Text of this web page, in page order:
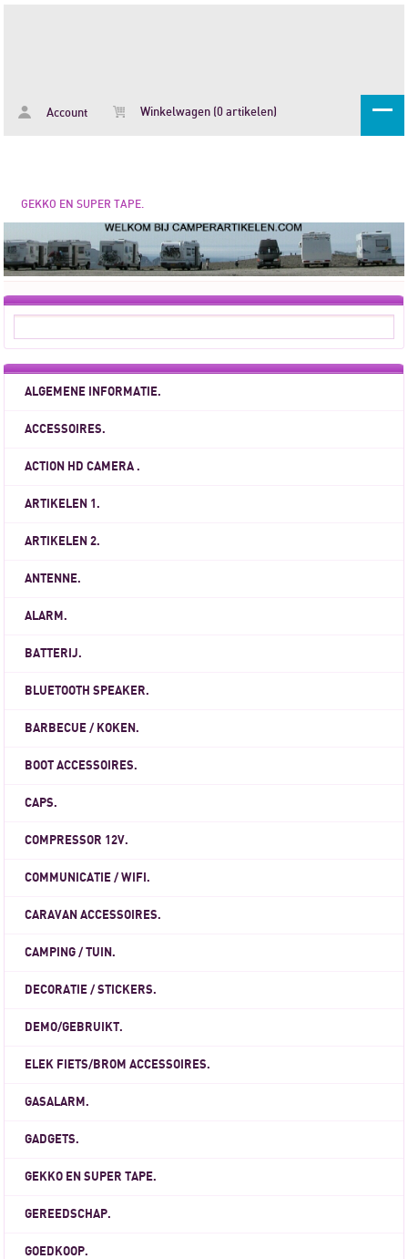
Account Winkelwagen (0 artikelen)
GEKKO EN SUPER TAPE.
ALGEMENE INFORMATIE.
ACCESSOIRES.
ACTION HD CAMERA .
ARTIKELEN 1.
ARTIKELEN 2.
ANTENNE.
ALARM.
BATTERIJ.
BLUETOOTH SPEAKER.
BARBECUE / KOKEN.
BOOT ACCESSOIRES.
CAPS.
COMPRESSOR 12V.
COMMUNICATIE / WIFI.
CARAVAN ACCESSOIRES.
CAMPING / TUIN.
DECORATIE / STICKERS.
DEMO/GEBRUIKT.
ELEK FIETS/BROM ACCESSOIRES.
GASALARM.
GADGETS.
GEKKO EN SUPER TAPE.
GEREEDSCHAP.
GOEDKOOP.